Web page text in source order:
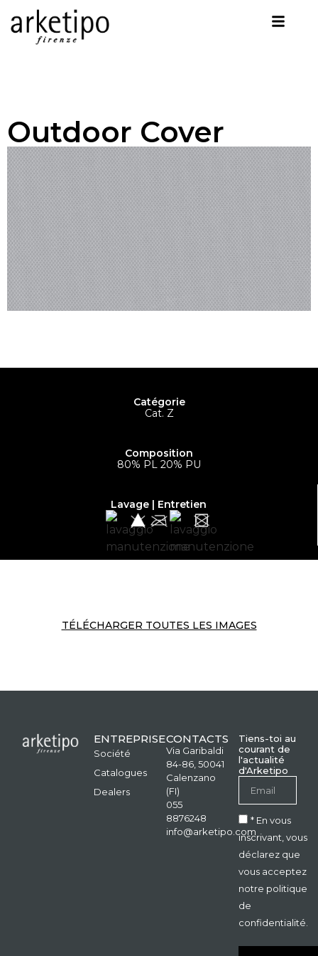
Outdoor Cover
Catégorie
Cat. Z
Composition
80% PL 20% PU
Lavage | Entretien
TÉLÉCHARGER TOUTES LES IMAGES
ENTREPRISE
Société
Catalogues
Dealers
CONTACTS
Via Garibaldi
84-86, 50041
Calenzano
(FI)
055
8876248
info@arketipo.com
Tiens-toi au
courant de
l'actualité
d'Arketipo
* En vous
inscrivant, vous
déclarez que
vous acceptez
notre politique
de
confidentialité.